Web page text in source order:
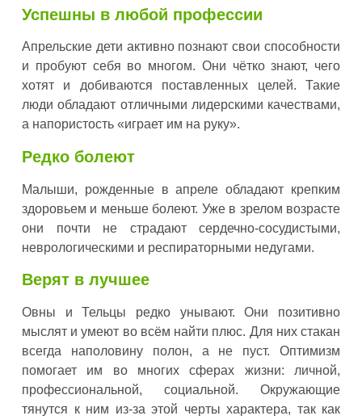
Успешны в любой профессии
Апрельские дети активно познают свои способности
и пробуют себя во многом. Они чётко знают, чего
хотят и добиваются поставленных целей. Такие
люди обладают отличными лидерскими качествами,
а напористость «играет им на руку».
Редко болеют
Малыши, рожденные в апреле обладают крепким
здоровьем и меньше болеют. Уже в зрелом возрасте
они почти не страдают сердечно-сосудистыми,
неврологическими и респираторными недугами.
Верят в лучшее
Овны и Тельцы редко унывают. Они позитивно
мыслят и умеют во всём найти плюс. Для них стакан
всегда наполовину полон, а не пуст. Оптимизм
помогает им во многих сферах жизни: личной,
профессиональной, социальной. Окружающие
тянутся к ним из-за этой черты характера, так как